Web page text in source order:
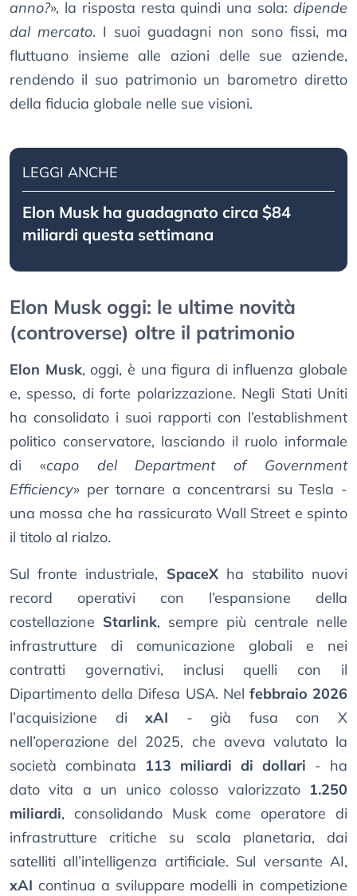
anno?», la risposta resta quindi una sola: dipende
dal mercato. I suoi guadagni non sono fissi, ma
fluttuano insieme alle azioni delle sue aziende,
rendendo il suo patrimonio un barometro diretto
della fiducia globale nelle sue visioni.
LEGGI ANCHE
Elon Musk ha guadagnato circa $84
miliardi questa settimana
Elon Musk oggi: le ultime novità
(controverse) oltre il patrimonio
Elon Musk, oggi, è una figura di influenza globale
e, spesso, di forte polarizzazione. Negli Stati Uniti
ha consolidato i suoi rapporti con l’establishment
politico conservatore, lasciando il ruolo informale
di «capo del Department of Government
Efficiency» per tornare a concentrarsi su Tesla -
una mossa che ha rassicurato Wall Street e spinto
il titolo al rialzo.
Sul fronte industriale, SpaceXha stabilito nuovi
record operativi con l’espansione della
costellazione Starlink, sempre più centrale nelle
infrastrutture di comunicazione globali e nei
contratti governativi, inclusi quelli con il
Dipartimento della Difesa USA. Nel febbraio 2026
l’acquisizione dixAI - già fusa con X
nell’operazione del 2025, che aveva valutato la
società combinata 113 miliardi di dollari - ha
dato vita a un unico colosso valorizzato 1.250
miliardi, consolidando Musk come operatore di
infrastrutture critiche su scala planetaria, dai
satelliti all’intelligenza artificiale. Sul versante AI,
xAI continua a sviluppare modelli in competizione